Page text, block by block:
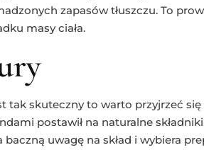
zapasów tłuszczu. To
masy ciała.
tak skuteczny to warto przyjrzeć się
postawił na naturalne
uwagę na skład i wybiera